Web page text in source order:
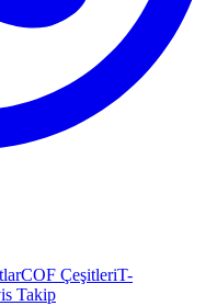
COF ÇeşitleriT-
Takip